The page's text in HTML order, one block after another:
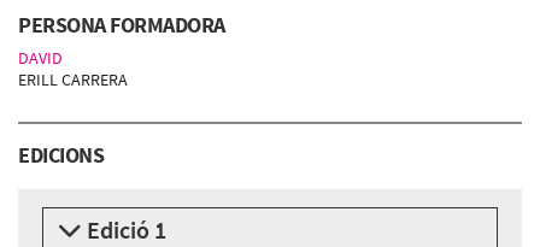
PERSONA FORMADORA
DAVID
ERILL CARRERA
EDICIONS
Edició 1